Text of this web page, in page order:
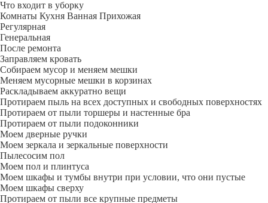
Что входит в уборку
Регу­лярная
Гене­ральная
После ремонта
Заправляем кровать
Собираем мусор и меняем мешки
Меняем мусорные мешки в корзинах
Раскладываем аккуратно вещи
Протираем пыль на всех доступных и свободных поверхностях
Протираем от пыли торшеры и настенные бра
Протираем от пыли подоконники
Моем дверные ручки
Моем зеркала и зеркальные поверхности
Пылесосим пол
Моем пол и плинтуса
Моем шкафы и тумбы внутри при условии, что они пустые
Моем шкафы сверху
Протираем от пыли все крупные предметы